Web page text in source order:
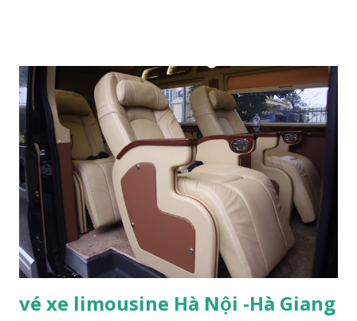
hấp dẫn thuộc vùng núi phía Bắc Việt Nam, là điểm đến
mang sắc thái của miền sơn cước núi rừng trùng điệp như
một bức tranh thủy mặc. Du khách sẽ không khỏi ngỡ
ngàng khi lạc mình giữa chốn thiên nhiên kỳ thú khi đến với
Hà Giang.Ha Giang Hà Giang là tỉnh có nhiều ngọn núi đá
cao và sông suối với địa hình phong phú được chia thành 3
vùng: Vùng cao núi đá phía bắc: Mằm sát chí tuyến bắc, có độ
dốc khá lớn, thung lũng và sông suối bị chia cắt nhiều. Nằm
...
vé xe limousine Hà Nội -Hà Giang